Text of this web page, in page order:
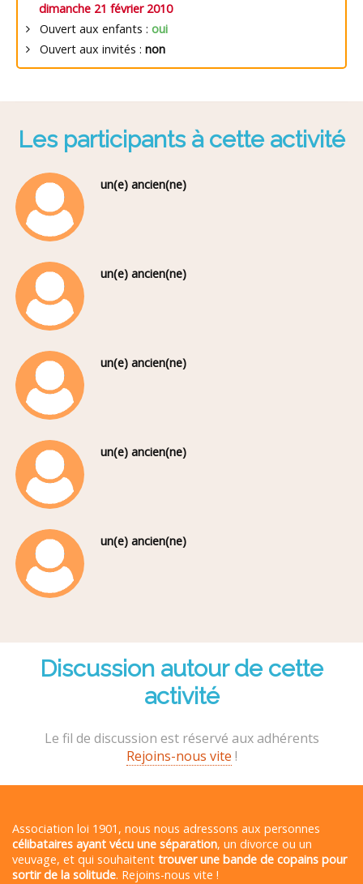
dimanche 21 février 2010
Ouvert aux enfants : oui
Ouvert aux invités : non
Les participants à cette activité
un(e) ancien(ne)
un(e) ancien(ne)
un(e) ancien(ne)
un(e) ancien(ne)
un(e) ancien(ne)
Discussion autour de cette
activité
Le fil de discussion est réservé aux adhérents
Rejoins-nous vite !
Association loi 1901, nous nous adressons aux personnes
célibataires ayant vécu une séparation, un divorce ou un
veuvage, et qui souhaitent trouver une bande de copains pour
sortir de la solitude. Rejoins-nous vite !